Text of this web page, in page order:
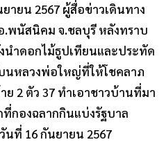
ายน 2567 ผู้สื่อข่าวเดินทาง
พนัสนิคม จ.ชลบุรี หลังทราบ
นำดอกไม้ธูปเทียนและประทัด
นหลวงพ่อใหญ่ที่ให้โชคลาภ
ย 2 ตัว 37 ทำเอาชาวบ้านที่มา
กองฉลากกินแบ่งรัฐบาล
นที่ 16 กันยายน 2567